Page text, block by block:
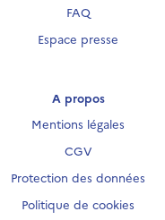
FAQ
Espace presse
A propos
Mentions légales
CGV
Protection des données
Politique de cookies